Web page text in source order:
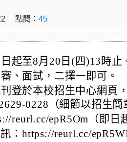
點閱： 45
起至8月20日(四)13時止
、面試，二擇一即可。
登於本校招生中心網頁
0228（細節以招生簡
reurl.cc/epR5Om（即日
：https://reurl.cc/